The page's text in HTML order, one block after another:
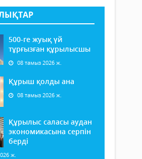
500-ге жуық үй
тұрғызған құрылысшы
08 тамыз 2026 ж.
Құрыш қолды ана
08 тамыз 2026 ж.
Құрылыс саласы аудан
экономикасына серпін
берді
ж.